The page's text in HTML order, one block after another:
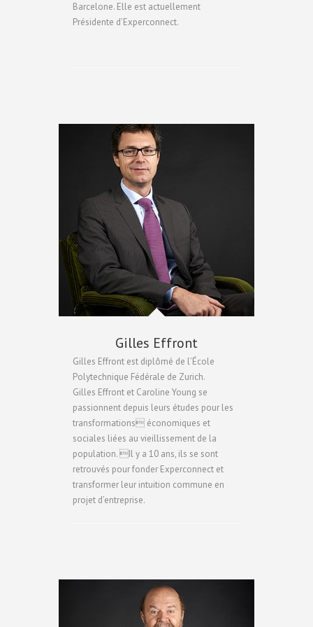
Barcelone. Elle est actuellement
Présidente d’Experconnect.
Gilles Effront
Gilles Effront est diplômé de l’École
Polytechnique Fédérale de Zurich.
Gilles Effront et Caroline Young se
passionnent depuis leurs études pour les
transformations économiques et
sociales liées au vieillissement de la
population. Il y a 10 ans, ils se sont
retrouvés pour fonder Experconnect et
transformer leur intuition commune en
projet d’entreprise.